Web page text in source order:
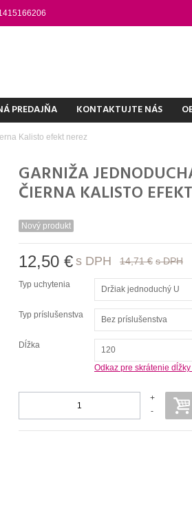
PREDAJŇA KONTAKTUJTE NÁS
Kalisto efekt nerez
GARNIŽA
ČIERNA KALISTO
Nový produkt
12,50 € s DPH 14,71 € s DPH
Typ uchytenia Držiak jednoduchý U
Typ príslušenstva Bez príslušenstva
Dĺžka
120
Odkaz pre skrátenie
-
+